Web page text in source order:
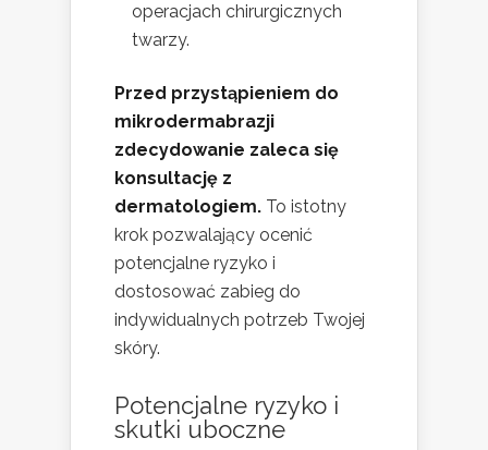
operacjach chirurgicznych
twarzy.
Przed przystąpieniem do
mikrodermabrazji
zdecydowanie zaleca się
konsultację z
dermatologiem. To istotny
krok pozwalający ocenić
potencjalne ryzyko i
dostosować zabieg do
indywidualnych potrzeb Twojej
skóry.
Potencjalne ryzyko i
skutki uboczne